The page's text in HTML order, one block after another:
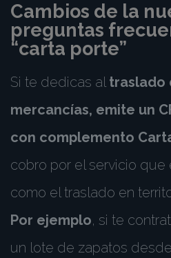
Cambios de la
preguntas
“carta porte”
Si te dedicas al traslado
mercancías, emite un
con complemento
cobro por el servicio que
como el traslado en
Por ejemplo, si te
un lote de zapatos